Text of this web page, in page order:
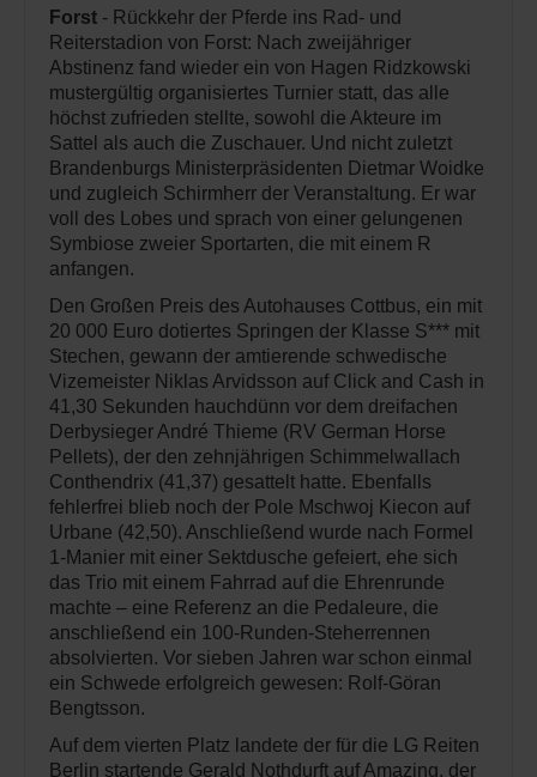
Forst - Rückkehr der Pferde ins Rad- und
Reiterstadion von Forst: Nach zweijähriger
Abstinenz fand wieder ein von Hagen Ridzkowski
mustergültig organisiertes Turnier statt, das alle
höchst zufrieden stellte, sowohl die Akteure im
Sattel als auch die Zuschauer. Und nicht zuletzt
Brandenburgs Ministerpräsidenten Dietmar Woidke
und zugleich Schirmherr der Veranstaltung. Er war
voll des Lobes und sprach von einer gelungenen
Symbiose zweier Sportarten, die mit einem R
anfangen.
Den Großen Preis des Autohauses Cottbus, ein mit
20 000 Euro dotiertes Springen der Klasse S*** mit
Stechen, gewann der amtierende schwedische
Vizemeister Niklas Arvidsson auf Click and Cash in
41,30 Sekunden hauchdünn vor dem dreifachen
Derbysieger André Thieme (RV German Horse
Pellets), der den zehnjährigen Schimmelwallach
Conthendrix (41,37) gesattelt hatte. Ebenfalls
fehlerfrei blieb noch der Pole Mschwoj Kiecon auf
Urbane (42,50). Anschließend wurde nach Formel
1-Manier mit einer Sektdusche gefeiert, ehe sich
das Trio mit einem Fahrrad auf die Ehrenrunde
machte – eine Referenz an die Pedaleure, die
anschließend ein 100-Runden-Steherrennen
absolvierten. Vor sieben Jahren war schon einmal
ein Schwede erfolgreich gewesen: Rolf-Göran
Bengtsson.
Auf dem vierten Platz landete der für die LG Reiten
Berlin startende Gerald Nothdurft auf Amazing, der